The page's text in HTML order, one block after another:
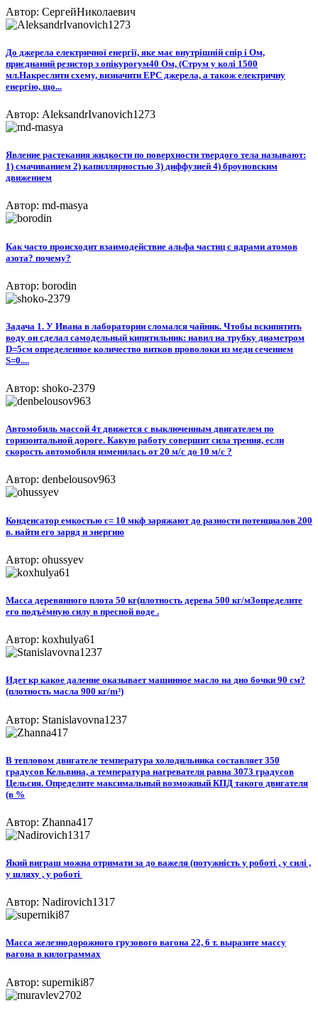
Автор: СергейНиколаевич
До джерела електричної енергії, яке має внутрішній спір і Ом,
приєднаний резистор з опікурогум40 Ом, (Струм у колі 1500
мл.Накреслити схему, визначити EPC джерела, а також електричну
енергію, що...
Автор: AleksandrIvanovich1273
Явление растекания жидкости по поверхности твердого тела называют:
1) смачиванием 2) капиллярностью 3) диффузией 4) броуновским
движением
Автор: md-masya
Как часто происходит взаимодействие альфа частиц с ядрами атомов
азота? почему?
Автор: borodin
Задача 1. У Ивана в лаборатории сломался чайник. Чтобы вскипятить
воду он сделал самодельный кипятильник: навил на трубку диаметром
D=5см определенное количество витков проволоки из меди сечением
S=0....
Автор: shoko-2379
Автомобиль массой 4т движется с выключенным двигателем по
горизонтальной дороге. Какую работу совершит сила трения, если
скорость автомобиля изменилась от 20 м/с до 10 м/с ?
Автор: denbelousov963
Конденсатор емкостью с= 10 мкф заряжают до разности потенциалов 200
в. найти его заряд и энергию
Автор: ohussyev
Масса деревянного плота 50 кг(плотность дерева 500 кг/м3определите
его подъёмную силу в пресной воде .
Автор: koxhulya61
Идет кр какое даление оказывает машинное масло на дно бочки 90 см?
(плотность масла 900 кг/m³)
Автор: Stanislavovna1237
В тепловом двигателе температура холодильника составляет 350
градусов Кельвина, а температура нагревателя равна 3073 градусов
Цельсия. Определите максимальный возможный КПД такого двигателя
(в %
Автор: Zhanna417
Який виграш можна отримати за до важеля (потужність у роботі , у силі ,
у шляху , у роботі ​
Автор: Nadirovich1317
Масса железнодорожного грузового вагона 22, 6 т. выразите массу
вагона в килограммах
Автор: superniki87